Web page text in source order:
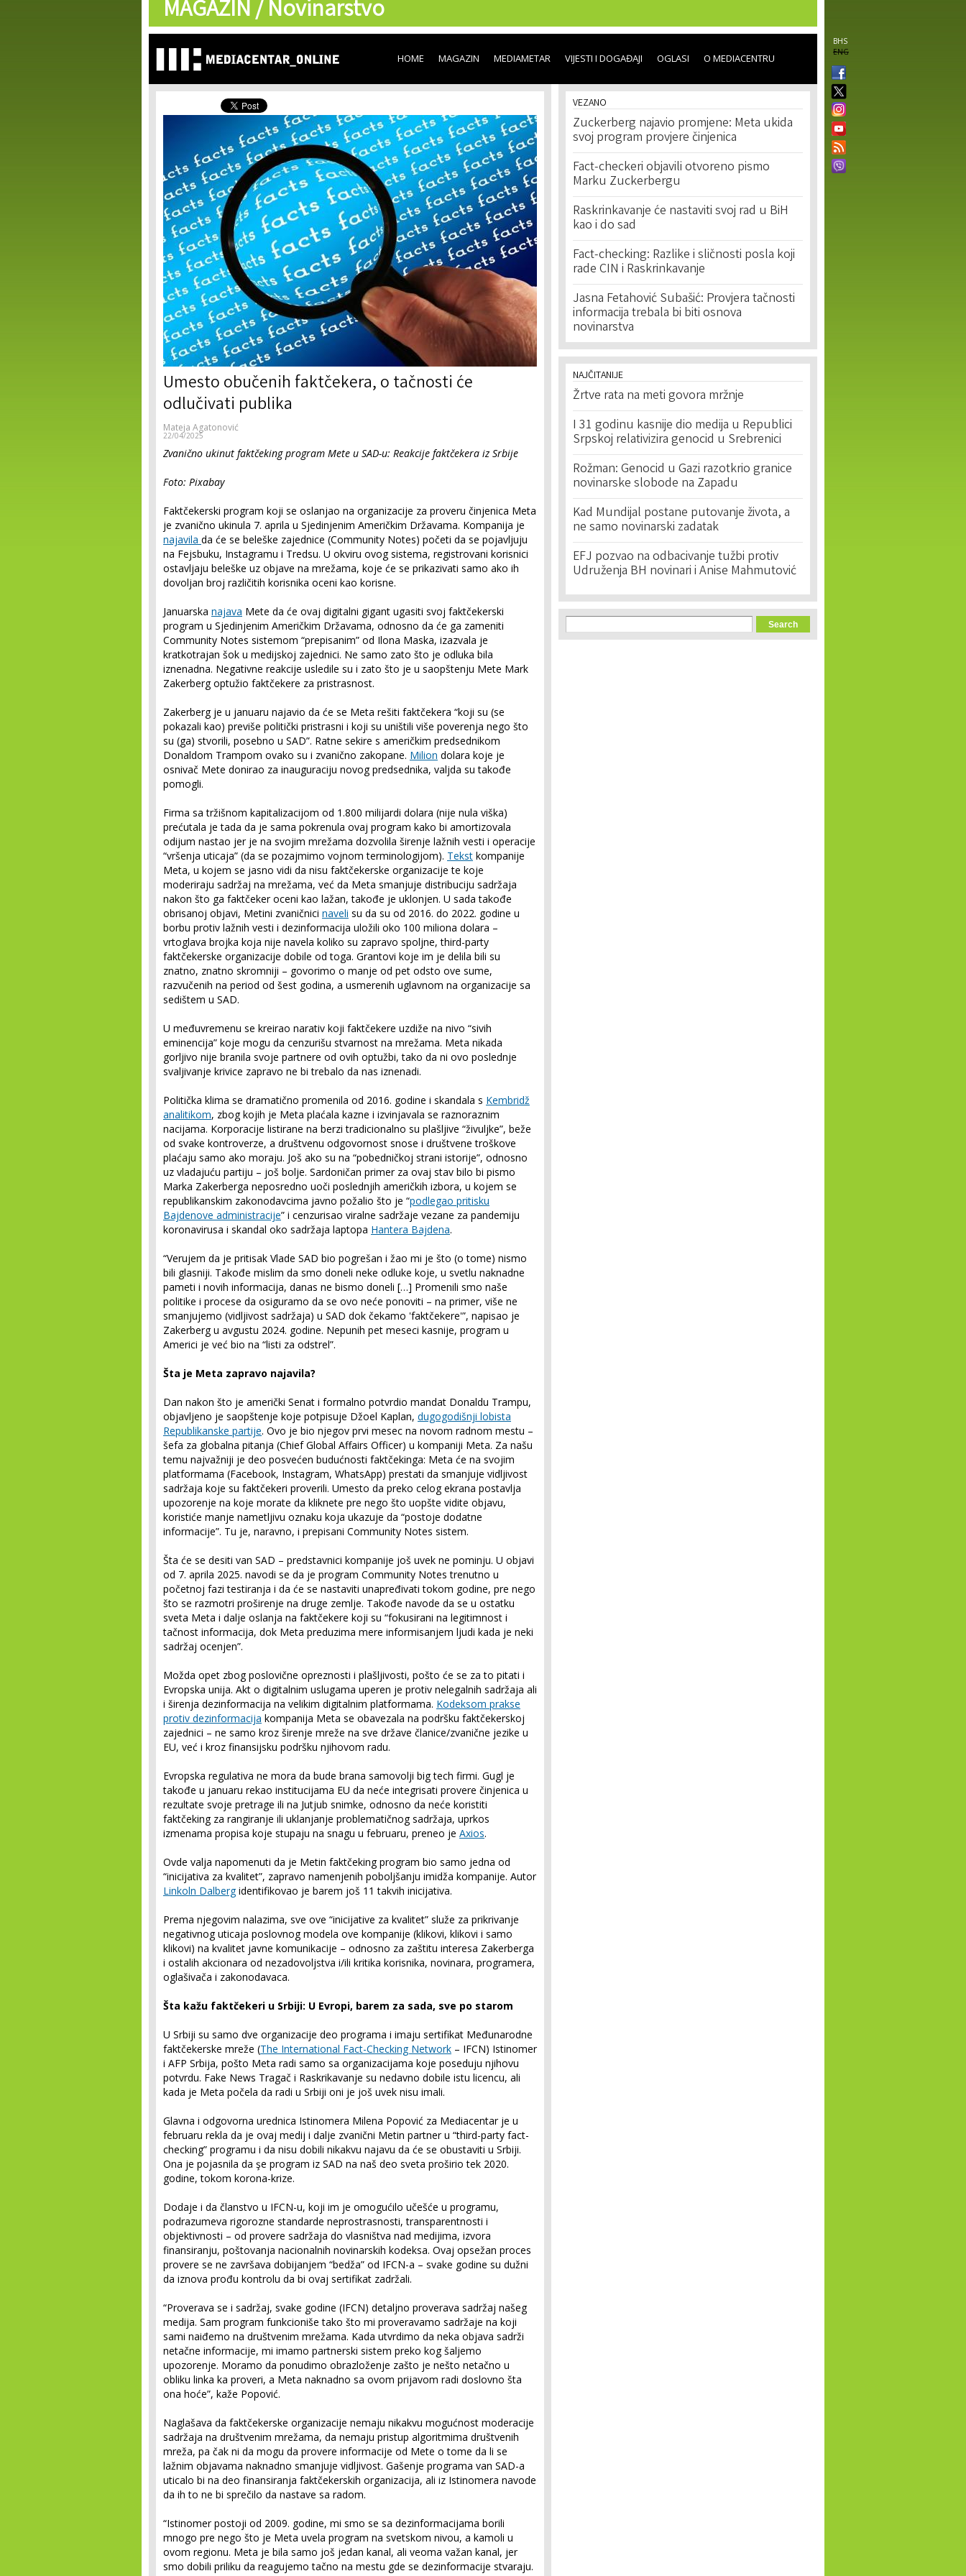
content
MAGAZIN /Novinarstvo
BHS
ENG
HOME MAGAZIN MEDIAMETAR VIJESTI I DOGAĐAJI OGLASI O MEDIACENTRU
Umesto obučenih faktčekera, o tačnosti će
odlučivati publika
Mateja Agatonović
22/04/2025
Zvanično ukinut faktčeking program Mete u SAD-u: Reakcije faktčekera iz Srbije
Foto: Pixabay
Faktčekerski program koji se oslanjao na organizacije za proveru činjenica Meta
je zvanično ukinula 7. aprila u Sjedinjenim Američkim Državama. Kompanija je
najavila da će se beleške zajednice (Community Notes) početi da se pojavljuju
na Fejsbuku, Instagramu i Tredsu. U okviru ovog sistema, registrovani korisnici
ostavljaju beleške uz objave na mrežama, koje će se prikazivati samo ako ih
dovoljan broj različitih korisnika oceni kao korisne.
Januarska najava Mete da će ovaj digitalni gigant ugasiti svoj faktčekerski
program u Sjedinjenim Američkim Državama, odnosno da će ga zameniti
Community Notes sistemom “prepisanim” od Ilona Maska, izazvala je
kratkotrajan šok u medijskoj zajednici. Ne samo zato što je odluka bila
iznenadna. Negativne reakcije usledile su i zato što je u saopštenju Mete Mark
Zakerberg optužio faktčekere za pristrasnost.
Zakerberg je u januaru najavio da će se Meta rešiti faktčekera “koji su (se
pokazali kao) previše politički pristrasni i koji su uništili više poverenja nego što
su (ga) stvorili, posebno u SAD”. Ratne sekire s američkim predsednikom
Donaldom Trampom ovako su i zvanično zakopane. Milion dolara koje je
osnivač Mete donirao za inauguraciju novog predsednika, valjda su takođe
pomogli.
Firma sa tržišnom kapitalizacijom od 1.800 milijardi dolara (nije nula viška)
prećutala je tada da je sama pokrenula ovaj program kako bi amortizovala
odijum nastao jer je na svojim mrežama dozvolila širenje lažnih vesti i operacije
“vršenja uticaja” (da se pozajmimo vojnom terminologijom). Tekst kompanije
Meta, u kojem se jasno vidi da nisu faktčekerske organizacije te koje
moderiraju sadržaj na mrežama, već da Meta smanjuje distribuciju sadržaja
nakon što ga faktčeker oceni kao lažan, takođe je uklonjen. U sada takođe
obrisanoj objavi, Metini zvaničnici naveli su da su od 2016. do 2022. godine u
borbu protiv lažnih vesti i dezinformacija uložili oko 100 miliona dolara –
vrtoglava brojka koja nije navela koliko su zapravo spoljne, third-party
faktčekerske organizacije dobile od toga. Grantovi koje im je delila bili su
znatno, znatno skromniji – govorimo o manje od pet odsto ove sume,
razvučenih na period od šest godina, a usmerenih uglavnom na organizacije sa
sedištem u SAD.
U međuvremenu se kreirao narativ koji faktčekere uzdiže na nivo “sivih
eminencija” koje mogu da cenzurišu stvarnost na mrežama. Meta nikada
gorljivo nije branila svoje partnere od ovih optužbi, tako da ni ovo poslednje
svaljivanje krivice zapravo ne bi trebalo da nas iznenadi.
Politička klima se dramatično promenila od 2016. godine i skandala s Kembridž
analitikom, zbog kojih je Meta plaćala kazne i izvinjavala se raznoraznim
nacijama. Korporacije listirane na berzi tradicionalno su plašljive “živuljke”, beže
od svake kontroverze, a društvenu odgovornost snose i društvene troškove
plaćaju samo ako moraju. Još ako su na “pobedničkoj strani istorije”, odnosno
uz vladajuću partiju – još bolje. Sardoničan primer za ovaj stav bilo bi pismo
Marka Zakerberga neposredno uoči poslednjih američkih izbora, u kojem se
republikanskim zakonodavcima javno požalio što je “podlegao pritisku
Bajdenove administracije” i cenzurisao viralne sadržaje vezane za pandemiju
koronavirusa i skandal oko sadržaja laptopa Hantera Bajdena.
“Verujem da je pritisak Vlade SAD bio pogrešan i žao mi je što (o tome) nismo
bili glasniji. Takođe mislim da smo doneli neke odluke koje, u svetlu naknadne
pameti i novih informacija, danas ne bismo doneli […] Promenili smo naše
politike i procese da osiguramo da se ovo neće ponoviti – na primer, više ne
smanjujemo (vidljivost sadržaja) u SAD dok čekamo 'faktčekere'”, napisao je
Zakerberg u avgustu 2024. godine. Nepunih pet meseci kasnije, program u
Americi je već bio na “listi za odstrel”.
Šta je Meta zapravo najavila?
Dan nakon što je američki Senat i formalno potvrdio mandat Donaldu Trampu,
objavljeno je saopštenje koje potpisuje Džoel Kaplan, dugogodišnji lobista
Republikanske partije. Ovo je bio njegov prvi mesec na novom radnom mestu –
šefa za globalna pitanja (Chief Global Affairs Officer) u kompaniji Meta. Za našu
temu najvažniji je deo posvećen budućnosti faktčekinga: Meta će na svojim
platformama (Facebook, Instagram, WhatsApp) prestati da smanjuje vidljivost
sadržaja koje su faktčekeri proverili. Umesto da preko celog ekrana postavlja
upozorenje na koje morate da kliknete pre nego što uopšte vidite objavu,
koristiće manje nametljivu oznaku koja ukazuje da “postoje dodatne
informacije”. Tu je, naravno, i prepisani Community Notes sistem.
Šta će se desiti van SAD – predstavnici kompanije još uvek ne pominju. U objavi
od 7. aprila 2025. navodi se da je program Community Notes trenutno u
početnoj fazi testiranja i da će se nastaviti unapređivati tokom godine, pre nego
što se razmotri proširenje na druge zemlje. Takođe navode da se u ostatku
sveta Meta i dalje oslanja na faktčekere koji su “fokusirani na legitimnost i
tačnost informacija, dok Meta preduzima mere informisanjem ljudi kada je neki
sadržaj ocenjen”.
Možda opet zbog poslovične opreznosti i plašljivosti, pošto će se za to pitati i
Evropska unija. Akt o digitalnim uslugama uperen je protiv nelegalnih sadržaja ali
i širenja dezinformacija na velikim digitalnim platformama. Kodeksom prakse
protiv dezinformacija kompanija Meta se obavezala na podršku faktčekerskoj
zajednici – ne samo kroz širenje mreže na sve države članice/zvanične jezike u
EU, već i kroz finansijsku podršku njihovom radu.
Evropska regulativa ne mora da bude brana samovolji big tech firmi. Gugl je
takođe u januaru rekao institucijama EU da neće integrisati provere činjenica u
rezultate svoje pretrage ili na Jutjub snimke, odnosno da neće koristiti
faktčeking za rangiranje ili uklanjanje problematičnog sadržaja, uprkos
izmenama propisa koje stupaju na snagu u februaru, preneo je Axios.
Ovde valja napomenuti da je Metin faktčeking program bio samo jedna od
“inicijativa za kvalitet”, zapravo namenjenih poboljšanju imidža kompanije. Autor
Linkoln Dalbergidentifikovao je barem još 11 takvih inicijativa.
Prema njegovim nalazima, sve ove “inicijative za kvalitet” služe za prikrivanje
negativnog uticaja poslovnog modela ove kompanije (klikovi, klikovi i samo
klikovi) na kvalitet javne komunikacije – odnosno za zaštitu interesa Zakerberga
i ostalih akcionara od nezadovoljstva i/ili kritika korisnika, novinara, programera,
oglašivača i zakonodavaca.
Šta kažu faktčekeri u Srbiji: U Evropi, barem za sada, sve po starom
U Srbiji su samo dve organizacije deo programa i imaju sertifikat Međunarodne
faktčekerske mreže (The International Fact-Checking Network – IFCN) Istinomer
i AFP Srbija, pošto Meta radi samo sa organizacijama koje poseduju njihovu
potvrdu. Fake News Tragač i Raskrikavanje su nedavno dobile istu licencu, ali
kada je Meta počela da radi u Srbiji oni je još uvek nisu imali.
Glavna i odgovorna urednica Istinomera Milena Popović za Mediacentar je u
februaru rekla da je ovaj medij i dalje zvanični Metin partner u “third-party fact-
checking” programu i da nisu dobili nikakvu najavu da će se obustaviti u Srbiji.
Ona je pojasnila da şe program iz SAD na naš deo sveta proširio tek 2020.
godine, tokom korona-krize.
Dodaje i da članstvo u IFCN-u, koji im je omogućilo učešće u programu,
podrazumeva rigorozne standarde neprostrasnosti, transparentnosti i
objektivnosti – od provere sadržaja do vlasništva nad medijima, izvora
finansiranju, poštovanja nacionalnih novinarskih kodeksa. Ovaj opsežan proces
provere se ne završava dobijanjem “bedža” od IFCN-a – svake godine su dužni
da iznova prođu kontrolu da bi ovaj sertifikat zadržali.
“Proverava se i sadržaj, svake godine (IFCN) detaljno proverava sadržaj našeg
medija. Sam program funkcioniše tako što mi proveravamo sadržaje na koji
sami naiđemo na društvenim mrežama. Kada utvrdimo da neka objava sadrži
netačne informacije, mi imamo partnerski sistem preko kog šaljemo
upozorenje. Moramo da ponudimo obrazloženje zašto je nešto netačno u
obliku linka ka proveri, a Meta naknadno sa ovom prijavom radi doslovno šta
ona hoće”, kaže Popović.
Naglašava da faktčekerske organizacije nemaju nikakvu mogućnost moderacije
sadržaja na društvenim mrežama, da nemaju pristup algoritmima društvenih
mreža, pa čak ni da mogu da provere informacije od Mete o tome da li se
lažnim objavama naknadno smanjuje vidljivost. Gašenje programa van SAD-a
uticalo bi na deo finansiranja faktčekerskih organizacija, ali iz Istinomera navode
da ih to ne bi sprečilo da nastave sa radom.
“Istinomer postoji od 2009. godine, mi smo se sa dezinformacijama borili
mnogo pre nego što je Meta uvela program na svetskom nivou, a kamoli u
ovom regionu. Meta je bila samo još jedan kanal, ali veoma važan kanal, jer
smo dobili priliku da reagujemo tačno na mestu gde se dezinformacije stvaraju.
VEZANO
Zuckerberg najavio promjene: Meta ukida
svoj program provjere činjenica
Fact-checkeri objavili otvoreno pismo
Marku Zuckerbergu
Raskrinkavanje će nastaviti svoj rad u BiH
kao i do sad
Fact-checking: Razlike i sličnosti posla koji
rade CIN i Raskrinkavanje
Jasna Fetahović Subašić: Provjera tačnosti
informacija trebala bi biti osnova
novinarstva
NAJČITANIJE
Žrtve rata na meti govora mržnje
I 31 godinu kasnije dio medija u Republici
Srpskoj relativizira genocid u Srebrenici
Rožman: Genocid u Gazi razotkrio granice
novinarske slobode na Zapadu
Kad Mundijal postane putovanje života, a
ne samo novinarski zadatak
EFJ pozvao na odbacivanje tužbi protiv
Udruženja BH novinari i Anise Mahmutović
Search form
Search